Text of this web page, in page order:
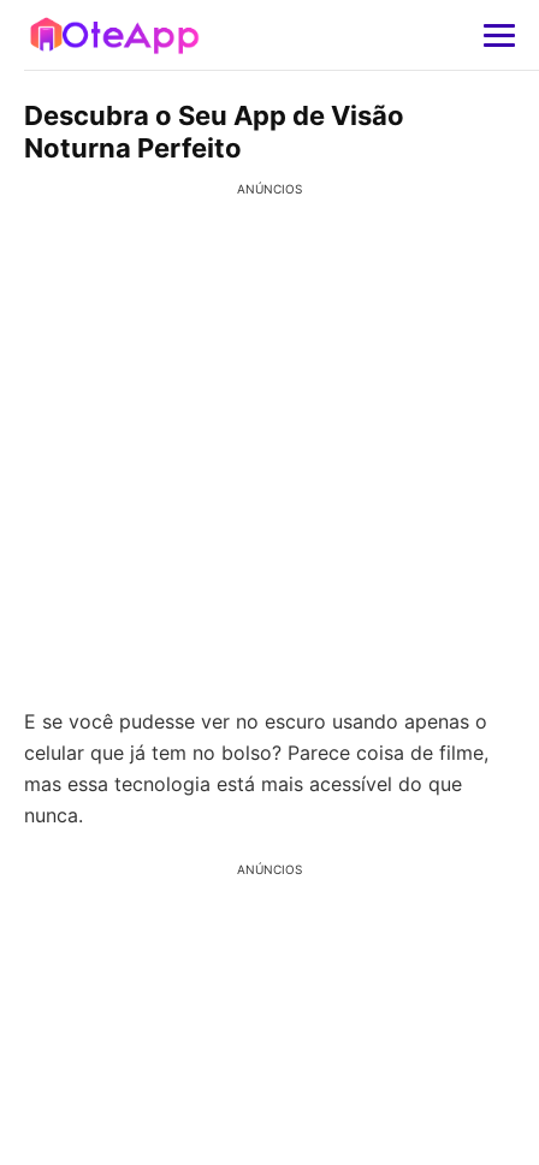
Descubra o Seu App de Visão
Noturna Perfeito
ANÚNCIOS
E se você pudesse ver no escuro usando apenas o
celular que já tem no bolso? Parece coisa de filme,
mas essa tecnologia está mais acessível do que
nunca.
ANÚNCIOS